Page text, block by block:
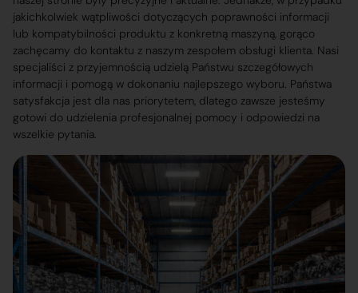
jakichkolwiek wątpliwości dotyczących poprawności informacji
lub kompatybilności produktu z konkretną maszyną, gorąco
zachęcamy do kontaktu z naszym zespołem obsługi klienta. Nasi
specjaliści z przyjemnością udzielą Państwu szczegółowych
informacji i pomogą w dokonaniu najlepszego wyboru. Państwa
satysfakcja jest dla nas priorytetem, dlatego zawsze jesteśmy
gotowi do udzielenia profesjonalnej pomocy i odpowiedzi na
wszelkie pytania.